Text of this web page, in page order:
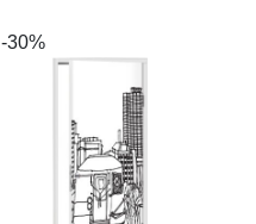
-30%